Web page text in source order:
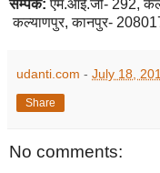
सम्पर्क: एम.आई.जी- 292,
कल्याणपुर,कानपुर-
udanti.com - July 18,
Share
No comments: